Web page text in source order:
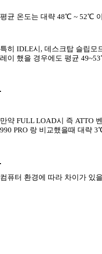
평균 온도는 대략 48℃ ~ 52℃
특히 IDLE시, 데스크탑 슬립모
레이 했을 경우에도 평균
만약 FULL LOAD시 즉 ATTO
990 PRO 랑 비교했을때 대략
컴퓨터 환경에 따라 차이가 있